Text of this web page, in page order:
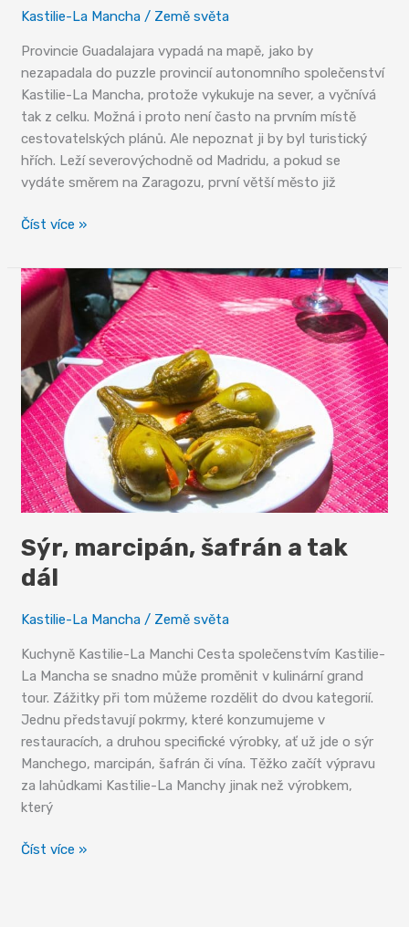
Kastilie-La Mancha / Země světa
Provincie Guadalajara vypadá na mapě, jako by
nezapadala do puzzle provincií autonomního společenství
Kastilie-La Mancha, protože vykukuje na sever, a vyčnívá
tak z celku. Možná i proto není často na prvním místě
cestovatelských plánů. Ale nepoznat ji by byl turistický
hřích. Leží severovýchodně od Madridu, a pokud se
vydáte směrem na Zaragozu, první větší město již
Guadalajara
neokoukaná
krása
Číst více »
Sýr, marcipán, šafrán a tak
dál
Kastilie-La Mancha / Země světa
Kuchyně Kastilie-La Manchi Cesta společenstvím Kastilie-
La Mancha se snadno může proměnit v kulinární grand
tour. Zážitky při tom můžeme rozdělit do dvou kategorií.
Jednu představují pokrmy, které konzumujeme v
restauracích, a druhou specifické výrobky, ať už jde o sýr
Manchego, marcipán, šafrán či vína. Těžko začít výpravu
za lahůdkami Kastilie-La Manchy jinak než výrobkem,
který
Sýr,
Číst více »